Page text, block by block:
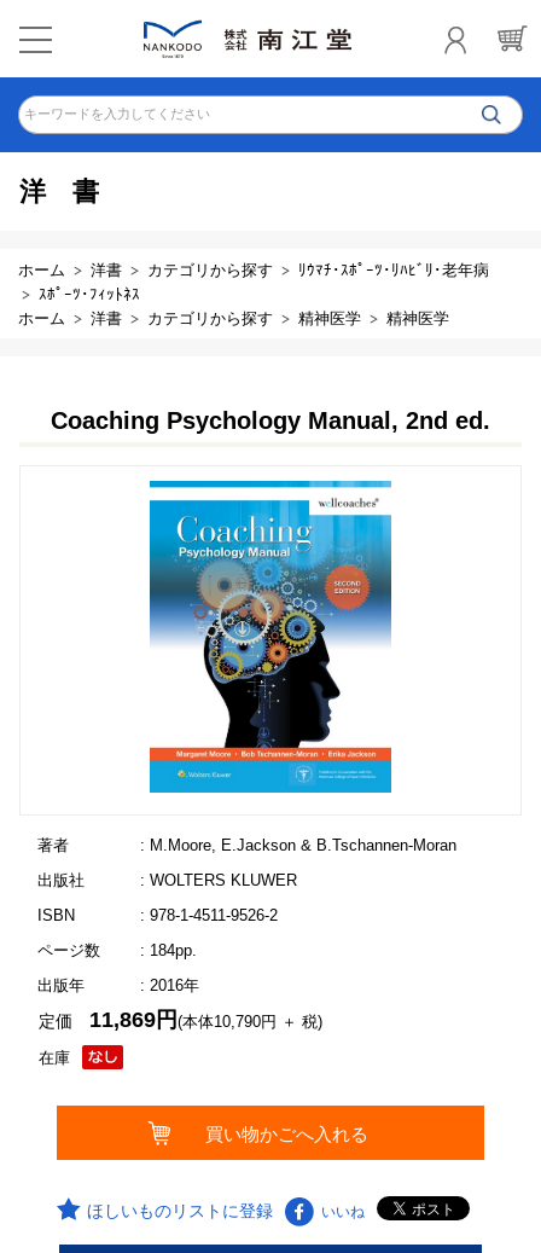
キーワードを入力してください
洋書
ホーム 洋書 カテゴリから探す
ﾘｳﾏﾁ･ｽﾎﾟｰﾂ･ﾘﾊﾋﾞﾘ･老年病
ｽﾎﾟｰﾂ･ﾌｨｯﾄﾈｽ
ホーム
洋書 カテゴリから探す 精神医学 精神医学
Coaching Psychology Manual, 2nd ed.
著者
: M.Moore, E.Jackson & B.Tschannen-Moran
出版社
: WOLTERS KLUWER
ISBN
: 978-1-4511-9526-2
ページ数
: 184pp.
出版年
: 2016年
在庫
定価 11,869円(本体10,790円 ＋ 税)
ほしいものリストに登録 いいね